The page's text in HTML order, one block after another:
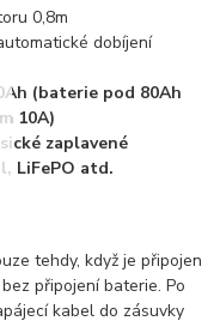
0,8m
dobíjení
(baterie pod 80Ah
10A)
zaplavené
LiFePO atd.
tehdy, když je připojen
připojení baterie. Po
kabel do zásuvky